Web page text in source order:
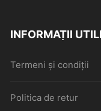
INFORMAȚII
Termeni și condiții
Politica de retur